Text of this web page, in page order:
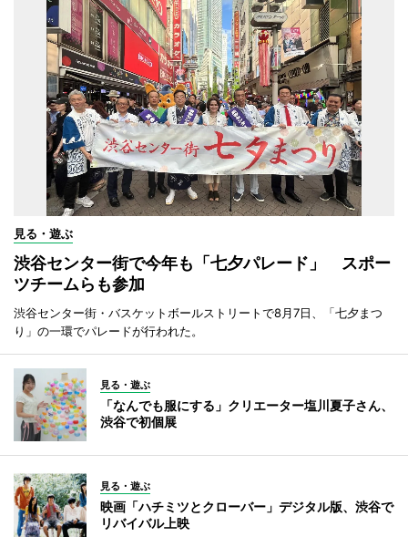
見る・遊ぶ
渋谷センター街で今年も「七夕パレード」 スポー
ツチームらも参加
渋谷センター街・バスケットボールストリートで8月7日、「七夕まつ
り」の一環でパレードが行われた。
見る・遊ぶ
「なんでも服にする」クリエーター塩川夏子さん、
渋谷で初個展
見る・遊ぶ
映画「ハチミツとクローバー」デジタル版、渋谷で
リバイバル上映